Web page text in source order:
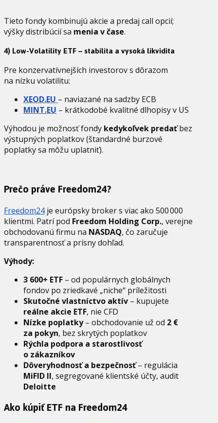
Tieto fondy kombinujú akcie a predaj call opcií;
výšky distribúcií sa menia v čase.
4) Low-Volatility ETF – stabilita a vysoká likvidita
Pre konzervatívnejších investorov s dôrazom
na nízku volatilitu:
XEOD.EU – naviazané na sadzby ECB
MINT.EU – krátkodobé kvalitné dlhopisy v US
Výhodou je možnosť fondy kedykoľvek predaťbez
výstupných poplatkov (štandardné burzové
poplatky sa môžu uplatniť).
Prečo práve Freedom24?
Freedom24je európsky broker s viac ako 500 000
klientmi. Patrí pod Freedom Holding Corp., verejne
obchodovanú firmu na NASDAQ, čo zaručuje
transparentnosť a prísny dohľad.
Výhody:
3 600+ ETF – od populárnych globálnych
fondov po zriedkavé „niche“ príležitosti
Skutočné vlastníctvo aktív – kupujete
reálne akcie ETF, nie CFD
Nízke poplatky– obchodovanie už od 2 €
za pokyn, bez skrytých poplatkov
Rýchla podpora a starostlivosť
o zákazníkov
Dôveryhodnosť a bezpečnosť– regulácia
MiFID II, segregované klientské účty, audit
Deloitte
Ako kúpiť ETF na Freedom24